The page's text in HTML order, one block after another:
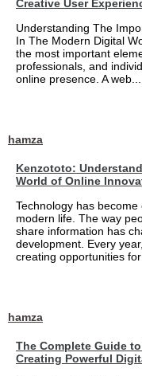
Creative User
Understanding The
In The Modern Digital
the most important
professionals, and
online presence. A web...
hamza
Kenzototo:
World of Online
Technology has
modern life. The way
share information has
development. Every
creating opportunities for
hamza
The Complete Guide
Creating Powerful